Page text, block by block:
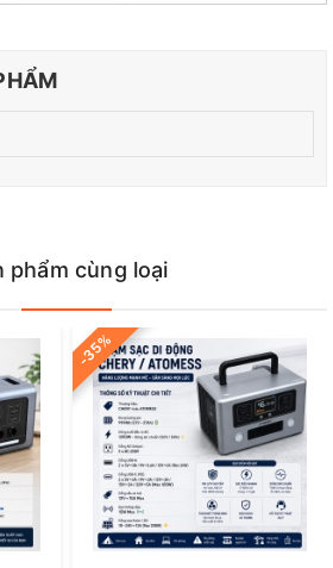
Kích thước thực tế: 32 x 8 x
phẩm cùng loại
-35%